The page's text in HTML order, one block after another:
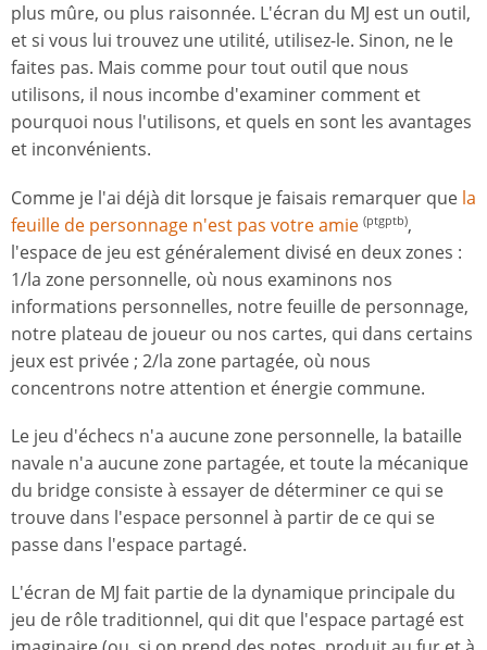
plus mûre, ou plus raisonnée. L'écran du MJ est un outil,
et si vous lui trouvez une utilité, utilisez-le. Sinon, ne le
faites pas. Mais comme pour tout outil que nous
utilisons, il nous incombe d'examiner comment et
pourquoi nous l'utilisons, et quels en sont les avantages
et inconvénients.
Comme je l'ai déjà dit lorsque je faisais remarquer que la
feuille de personnage n'est pas votre amie (ptgptb),
l'espace de jeu est généralement divisé en deux zones :
1/la zone personnelle, où nous examinons nos
informations personnelles, notre feuille de personnage,
notre plateau de joueur ou nos cartes, qui dans certains
jeux est privée ; 2/la zone partagée, où nous
concentrons notre attention et énergie commune.
Le jeu d'échecs n'a aucune zone personnelle, la bataille
navale n'a aucune zone partagée, et toute la mécanique
du bridge consiste à essayer de déterminer ce qui se
trouve dans l'espace personnel à partir de ce qui se
passe dans l'espace partagé.
L'écran de MJ fait partie de la dynamique principale du
jeu de rôle traditionnel, qui dit que l'espace partagé est